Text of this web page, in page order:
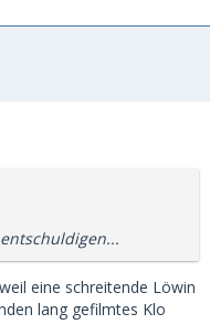
eine schreitende Löwin
lang gefilmtes Klo